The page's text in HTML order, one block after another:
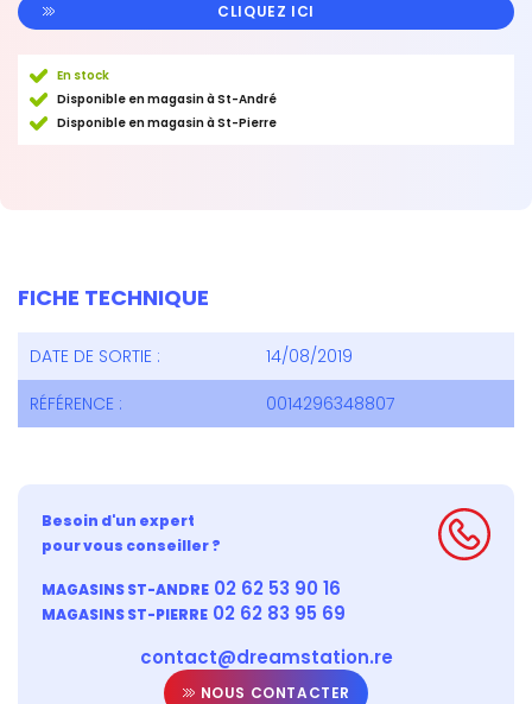
CLIQUEZ ICI
En stock
Disponible en magasin à St-André
Disponible en magasin à St-Pierre
FICHE TECHNIQUE
DATE DE SORTIE :
14/08/2019
RÉFÉRENCE :
0014296348807
Besoin d'un expert
pour vous conseiller ?
MAGASINS ST-ANDRE 02 62 53 90 16
MAGASINS ST-PIERRE 02 62 83 95 69
contact@dreamstation.re
NOUS CONTACTER